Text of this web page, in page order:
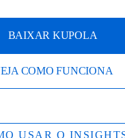
BAIXAR KUPOLA
COMO FUNCIONA
USAR O